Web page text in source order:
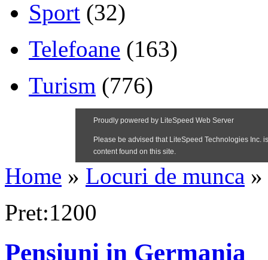
Sport (32)
Telefoane (163)
Turism (776)
Home » Locuri de munca »
Pret:1200
Pensiuni in Germania